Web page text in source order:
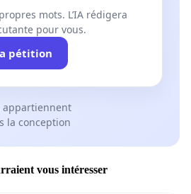
mots. L’IA rédigera
pour vous.
pétition
appartiennent
la conception
vous intéresser